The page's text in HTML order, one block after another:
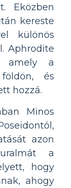
Eközben
kereste
különös
Aphrodite
amely a
és
hozzá.
Minos
azon
a
hogy
ahogy